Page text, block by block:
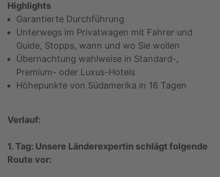
Highlights
Garantierte Durchführung
Unterwegs im Privatwagen mit Fahrer und
Guide, Stopps, wann und wo Sie wollen
Übernachtung wahlweise in Standard-,
Premium- oder Luxus-Hotels
Höhepunkte von Südamerika in 16 Tagen
Verlauf:
1. Tag: Unsere Länderexpertin schlägt folgende
Route vor: